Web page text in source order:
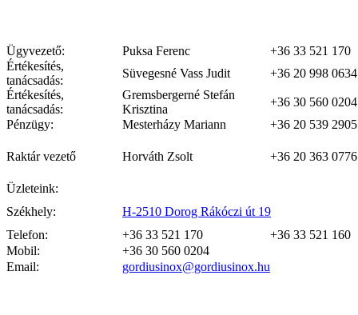
Ügyvezető: Puksa Ferenc
+36 33 521 170
Értékesítés,
tanácsadás:
Süvegesné Vass Judit
+36 20 998 0634
Értékesítés,
tanácsadás:
Gremsbergerné Stefán
Krisztina
+36 30 560 0204
Pénzügy:
Mesterházy Mariann +36 20 539 2905
Raktár vezető Horváth Zsolt +36 20 363 0776
Üzleteink:
Székhely:
H-2510 Dorog Rákóczi út 19
Telefon:
+36 33 521 170
+36 33 521 160
Mobil:
+36 30 560 0204
Email:
gordiusinox@gordiusinox.hu